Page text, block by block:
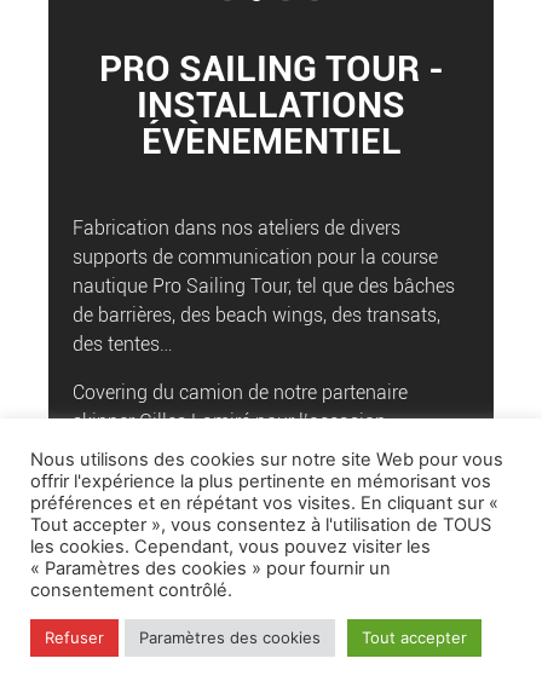
PRO SAILING TOUR -
INSTALLATIONS
ÉVÈNEMENTIEL
Fabrication dans nos ateliers de divers
supports de communication pour la course
nautique Pro Sailing Tour, tel que des bâches
de barrières, des beach wings, des transats,
des tentes…
Covering du camion de notre partenaire
skipper Gilles Lamiré pour l’occasion.
VOIR LES PRODUITS
Nous utilisons des cookies sur notre site Web pour vous
offrir l'expérience la plus pertinente en mémorisant vos
préférences et en répétant vos visites. En cliquant sur «
Tout accepter », vous consentez à l'utilisation de TOUS
les cookies. Cependant, vous pouvez visiter les
« Paramètres des cookies » pour fournir un
consentement contrôlé.
Refuser Paramètres des cookies Tout accepter